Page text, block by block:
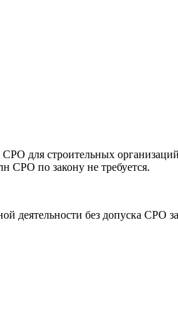
для строительных
СРО по закону не требуется.
деятельности без допуска СРО